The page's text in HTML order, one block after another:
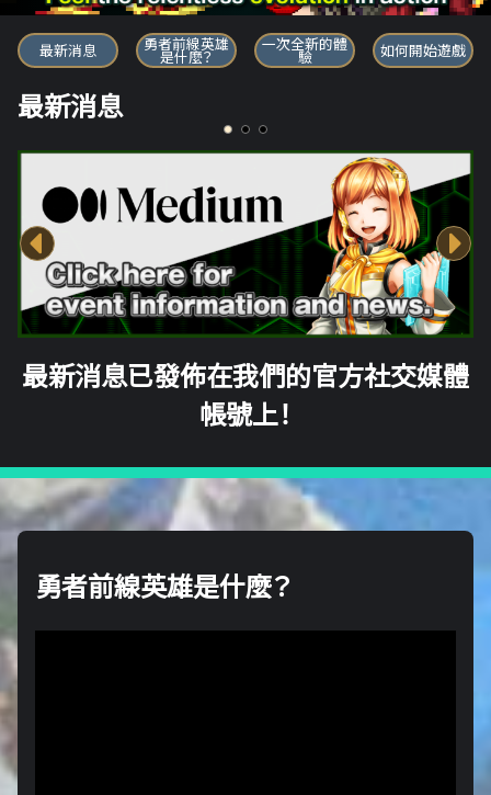
勇者前線英雄
最新消息 勇者前線英雄
是什麼？
一次全新的體
驗 如何開始遊戲
最新消息
最新消息已發佈在我們的官方社交媒體
帳號上！
勇者前線英雄是什麼？